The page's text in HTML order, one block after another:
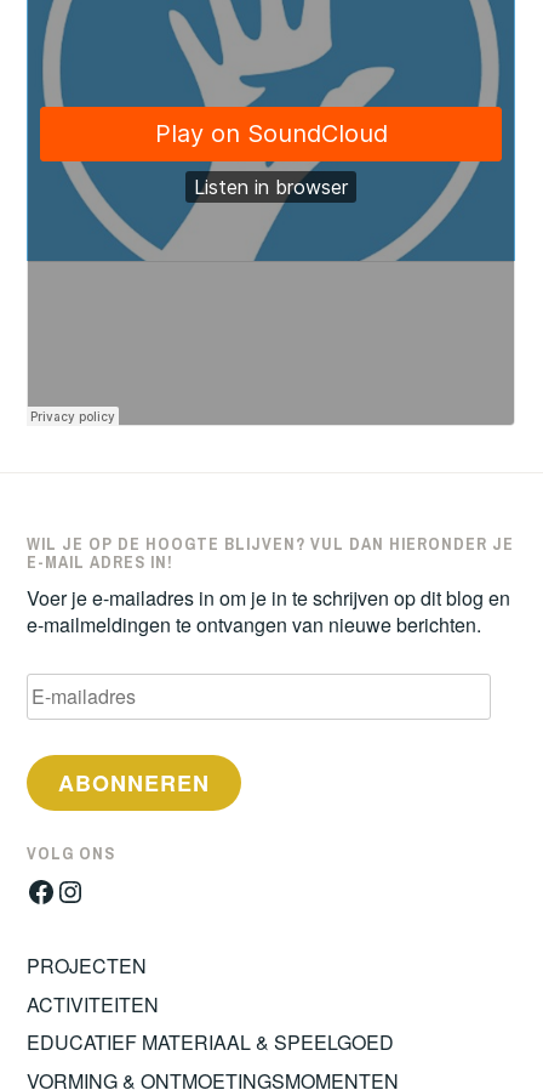
WIL JE OP DE HOOGTE BLIJVEN? VUL DAN HIERONDER JE
E-MAIL ADRES IN!
Voer je e-mailadres in om je in te schrijven op dit blog en
e-mailmeldingen te ontvangen van nieuwe berichten.
E-
mailadres
ABONNEREN
VOLG ONS
Facebook
Instagram
PROJECTEN
ACTIVITEITEN
EDUCATIEF MATERIAAL & SPEELGOED
VORMING & ONTMOETINGSMOMENTEN